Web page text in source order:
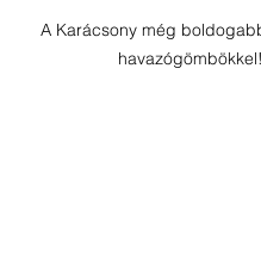
A Karácsony még
havazógömbökkel!